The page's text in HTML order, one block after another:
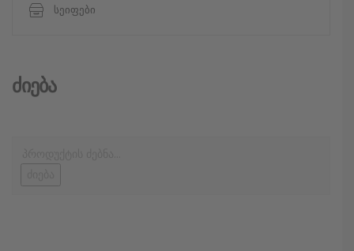
სეიფები
Ძიება